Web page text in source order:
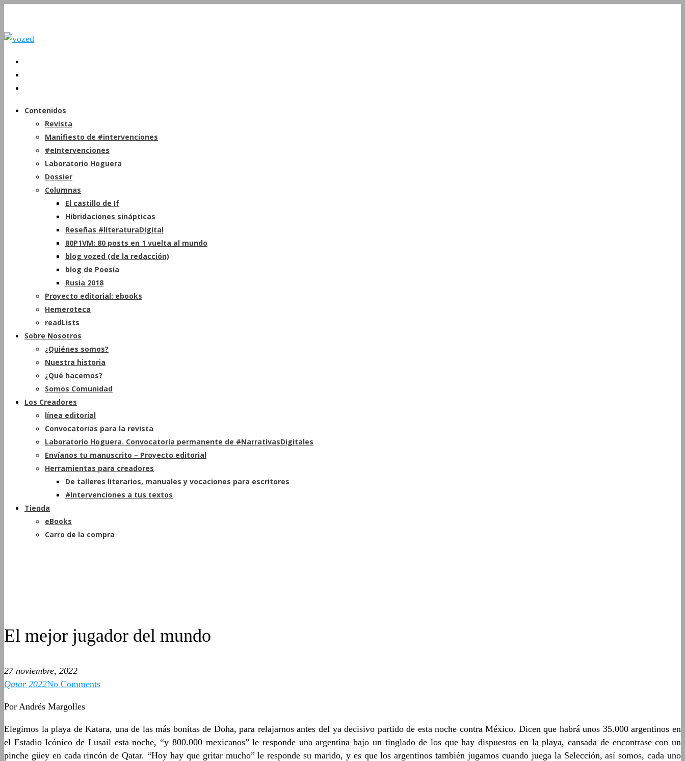
Contenidos
Revista
Manifiesto de #intervenciones
#eIntervenciones
Laboratorio Hoguera
Dossier
Columnas
El castillo de If
Hibridaciones sinápticas
Reseñas #literaturaDigital
80P1VM: 80 posts en 1 vuelta al mundo
blog vozed (de la redacción)
blog de Poesía
Rusia 2018
Proyecto editorial: ebooks
Hemeroteca
readLists
Sobre Nosotros
¿Quiénes somos?
Nuestra historia
¿Qué hacemos?
Somos Comunidad
Los Creadores
línea editorial
Convocatorias para la revista
Laboratorio Hoguera. Convocatoria permanente de #NarrativasDigitales
Envíanos tu manuscrito – Proyecto editorial
Herramientas para creadores
De talleres literarios, manuales y vocaciones para escritores
#Intervenciones a tus textos
Tienda
eBooks
Carro de la compra
El mejor jugador del mundo
27 noviembre, 2022
Qatar 2022No Comments
Por Andrés Margolles
Elegimos la playa de Katara, una de las más bonitas de Doha, para relajarnos antes del ya decisivo partido de esta noche contra México. Dicen que habrá unos 35.000 argentinos en
el Estadio Icónico de Lusail esta noche, “y 800.000 mexicanos” le responde una argentina bajo un tinglado de los que hay dispuestos en la playa, cansada de encontrase con un
pinche güey en cada rincón de Qatar. “Hoy hay que gritar mucho” le responde su marido, y es que los argentinos también jugamos cuando juega la Selección, así somos, cada uno